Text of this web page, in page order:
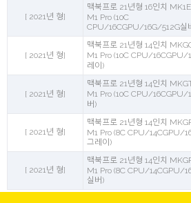
[ 2021년 형]
맥북프로 21년형 16인치
M1 Pro (10C
CPU/16CGPU/16G/512G실
[ 2021년 형]
맥북프로 21년형 14인치
M1 Pro (10C CPU/16CGPU/
레이)
[ 2021년 형]
맥북프로 21년형 14인치
M1 Pro (10C CPU/16CGPU/
버)
[ 2021년 형]
맥북프로 21년형 14인치
M1 Pro (8C CPU/14CGPU/
그레이)
[ 2021년 형]
맥북프로 21년형 14인치
M1 Pro (8C CPU/14CGPU/
실버)